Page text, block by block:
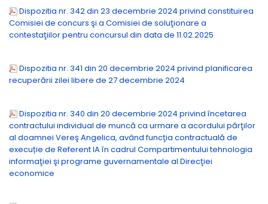
Dispozitia nr. 342 din 23 decembrie 2024 privind constituirea
Comisiei de concurs şi a Comisiei de soluţionare a
contestaţiilor pentru concursul din data de 11.02.2025
Dispozitia nr. 341 din 20 decembrie 2024 privind planificarea
recuperării zilei libere de 27 decembrie 2024
Dispozitia nr. 340 din 20 decembrie 2024 privind încetarea
contractului individual de muncă ca urmare a acordului părţilor
al doamnei Vereş Angelica, având funcţia contractuală de
execuție de Referent IA în cadrul Compartimentului tehnologia
informaţiei şi programe guvernamentale al Direcţiei
economice